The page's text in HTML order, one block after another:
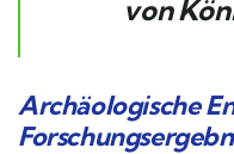
von
Archäologische